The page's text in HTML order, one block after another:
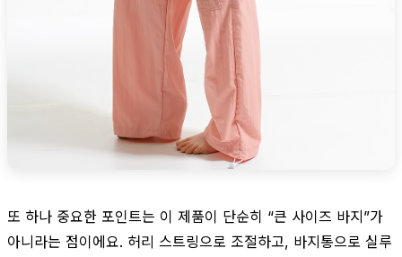
또 하나 중요한 포인트는 이 제품이 단순히 “큰 사이즈 바지”가
아니라는 점이에요. 허리 스트링으로 조절하고, 바지통으로 실루